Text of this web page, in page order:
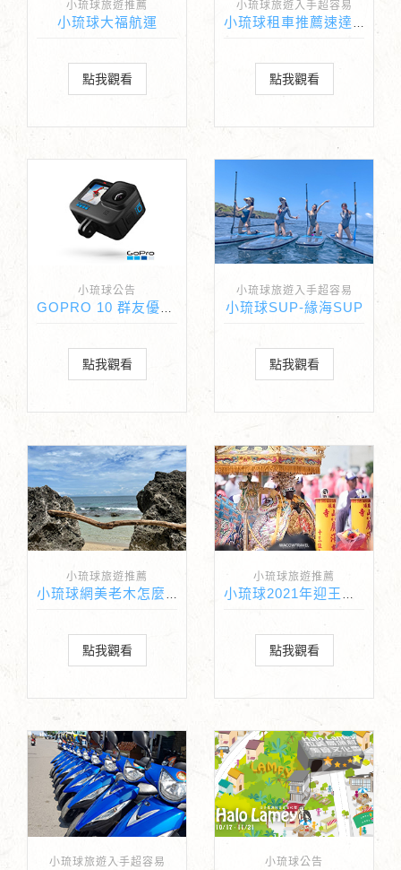
小琉球旅遊推薦
小琉球大福航運
點我觀看
小琉球旅遊入手超容易
點我觀看
小琉球公告
GOPRO 10 群友優惠合作開跑
點我觀看
小琉球旅遊入手超容易
小琉球SUP-緣海SUP
點我觀看
小琉球旅遊推薦
點我觀看
小琉球旅遊推薦
點我觀看
小琉球旅遊入手超容易 小琉球公告